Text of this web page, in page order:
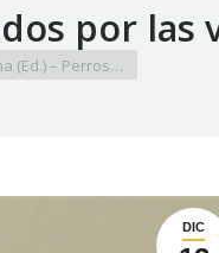
por las
(Ed.) – Perros…
DIC